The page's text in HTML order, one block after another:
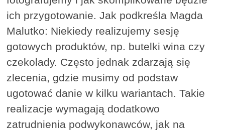
ich przygotowanie. Jak podkreśla Magda
Malutko: Niekiedy realizujemy sesję
gotowych produktów, np. butelki wina czy
czekolady. Często jednak zdarzają się
zlecenia, gdzie musimy od podstaw
ugotować danie w kilku wariantach. Takie
realizacje wymagają dodatkowo
zatrudnienia podwykonawców, jak na